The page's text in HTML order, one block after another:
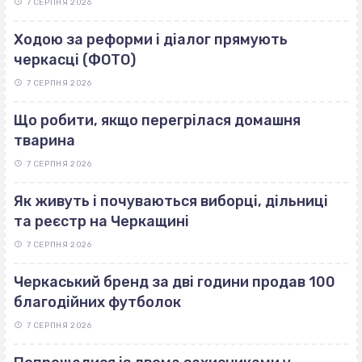
7 СЕРПНЯ 2026
Ходою за реформи і діалог прямують
черкасці (ФОТО)
7 СЕРПНЯ 2026
Що робити, якщо перегрілася домашня
тварина
7 СЕРПНЯ 2026
Як живуть і почуваються виборці, дільниці
та реєстр на Черкащині
7 СЕРПНЯ 2026
Черкаський бренд за дві години продав 100
благодійних футболок
7 СЕРПНЯ 2026